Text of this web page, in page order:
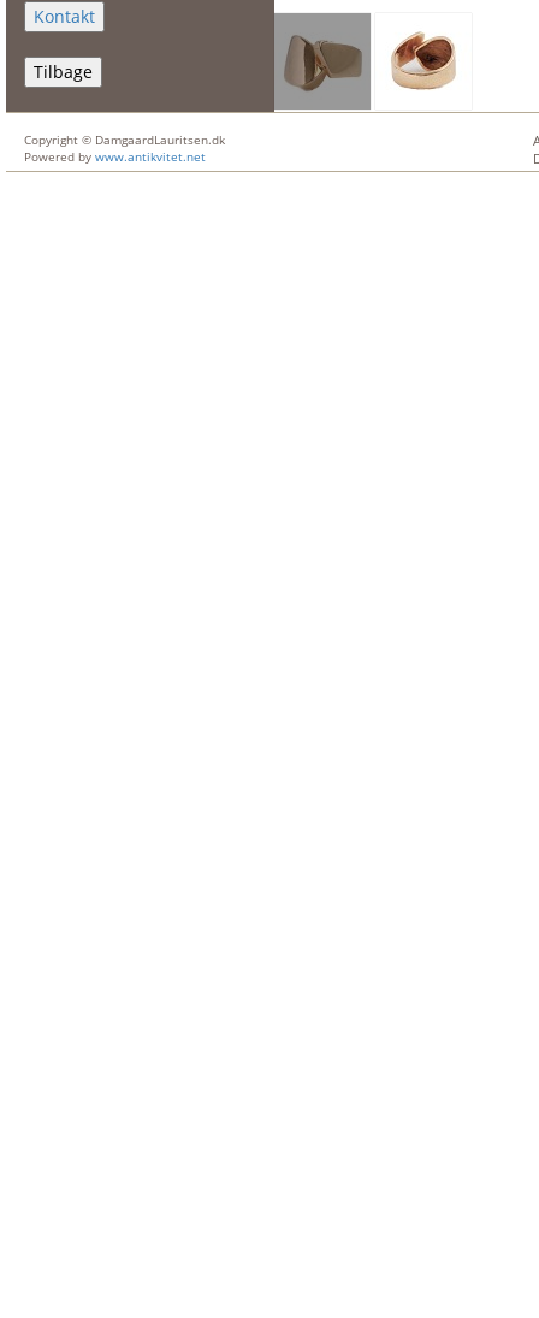
Tilbage
Copyright © DamgaardLauritsen.dk
Powered by www.antikvitet.net